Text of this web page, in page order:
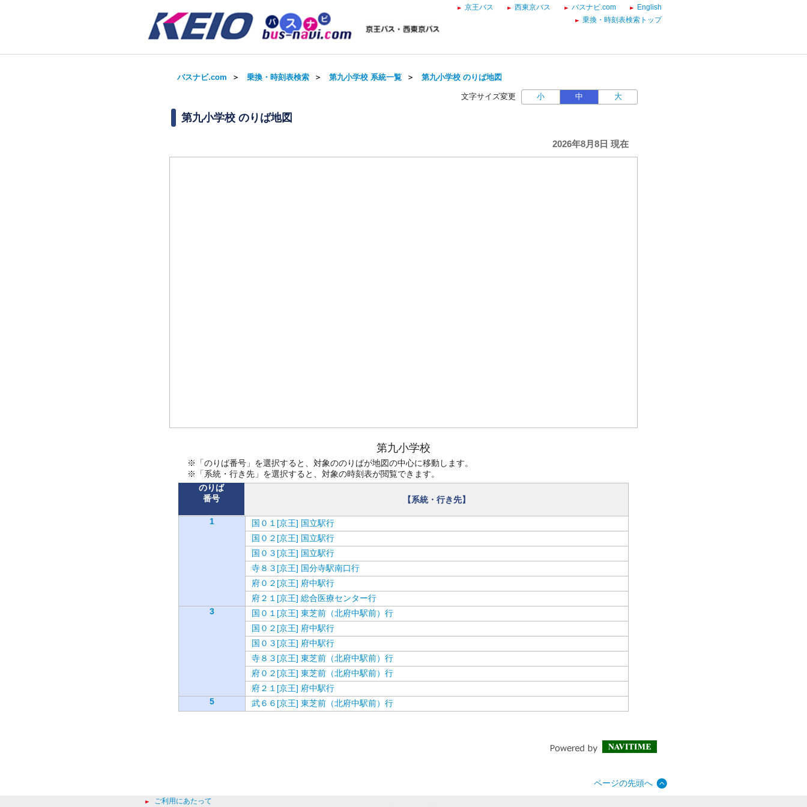
京王バス 西東京バス バスナビ.com
English
乗換・時刻表検索トップ
バスナビ.com ＞ 乗換・時刻表検索 ＞ 第九小学校 系統一覧 ＞ 第九小学校 のりば地図
文字サイズ変更 小 中 大
第九小学校 のりば地図
2026年8月8日 現在
第九小学校
※「のりば番号」を選択すると、対象ののりばが地図の中心に移動します。
※「系統・行き先」を選択すると、対象の時刻表が閲覧できます。
のりば
番号
【系統・行き先】
1
国０１[京王] 国立駅行
国０２[京王] 国立駅行
国０３[京王] 国立駅行
寺８３[京王] 国分寺駅南口行
府０２[京王] 府中駅行
府２１[京王] 総合医療センター行
3
国０１[京王] 東芝前（北府中駅前）行
国０２[京王] 府中駅行
国０３[京王] 府中駅行
寺８３[京王] 東芝前（北府中駅前）行
府０２[京王] 東芝前（北府中駅前）行
府２１[京王] 府中駅行
5
武６６[京王] 東芝前（北府中駅前）行
ページの先頭へ
ご利用にあたって